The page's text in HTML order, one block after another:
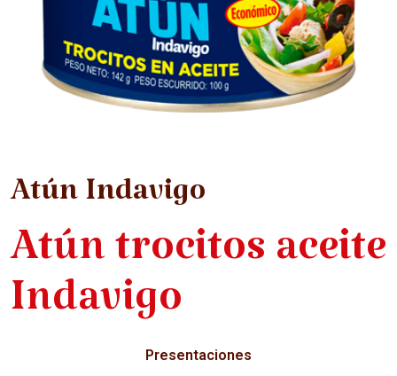
Atún Indavigo
Atún trocitos aceite
Indavigo
Presentaciones